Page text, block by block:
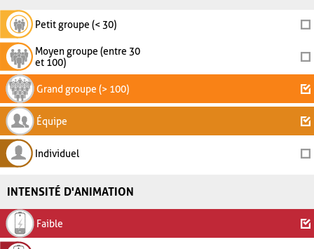
Petit groupe (< 30)
Moyen groupe (entre 30
et 100)
Grand groupe (> 100)
Équipe
Individuel
INTENSITÉ D'ANIMATION
Faible